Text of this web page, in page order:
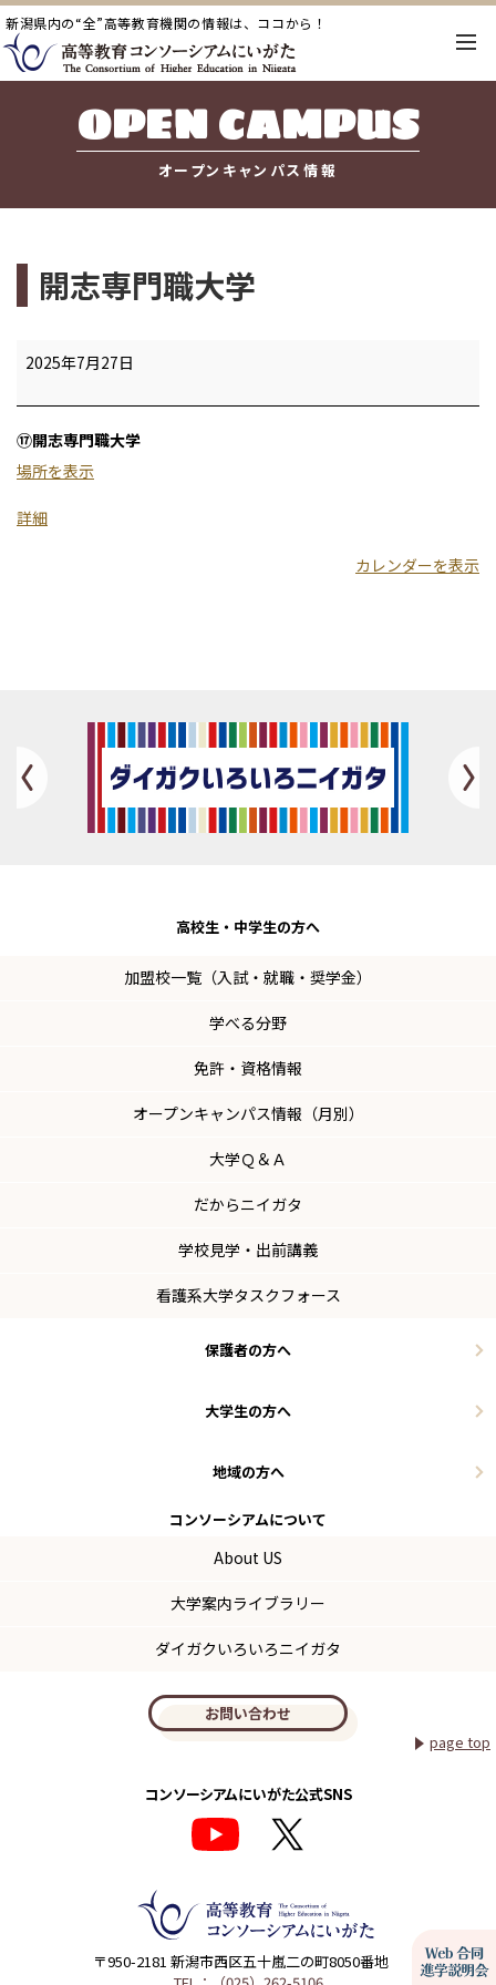
新潟県内の“全”高等教育機関の情報は、ココから！
OPEN CAMPUS
オープンキャンパス情報
開志専門職大学
開
門
職
大
2025年7月27日
⑰開志専門職大学
場所を表示
詳細
カレンダーを表示
Previous
〒950-2181 新潟市西区五十嵐二の町8050番地
高校生・ 中学生の方へ
加盟校一覧（入試・就職・奨学金）
学べる分野
免許・資格情報
オープンキャンパス情報（月別）
大学Ｑ＆Ａ
だからニイガタ
学校見学・出前講義
看護系大学タスクフォース
保護者の方へ
大学生の方へ
地域の方へ
コンソーシアムについて
About US
大学案内ライブラリー
ダイガクいろいろニイガタ
お問い合わせ
page top
コンソーシアムにいがた公式SNS